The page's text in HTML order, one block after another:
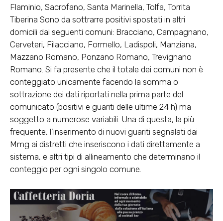
Flaminio, Sacrofano, Santa Marinella, Tolfa, Torrita
Tiberina Sono da sottrarre positivi spostati in altri
domicili dai seguenti comuni: Bracciano, Campagnano,
Cerveteri, Filacciano, Formello, Ladispoli, Manziana,
Mazzano Romano, Ponzano Romano, Trevignano
Romano. Si fa presente che il totale dei comuni non è
conteggiato unicamente facendo la somma o
sottrazione dei dati riportati nella prima parte del
comunicato (positivi e guariti delle ultime 24 h) ma
soggetto a numerose variabili. Una di questa, la più
frequente, l’inserimento di nuovi guariti segnalati dai
Mmg ai distretti che inseriscono i dati direttamente a
sistema, e altri tipi di allineamento che determinano il
conteggio per ogni singolo comune.